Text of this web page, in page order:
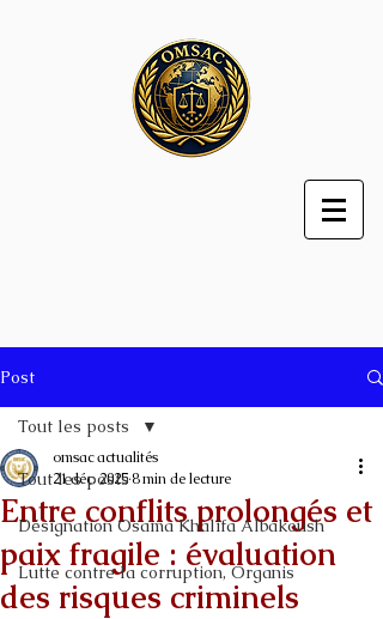
Post
Tout les posts
Désignation Osama Khalifa Albakoush
Lutte contre la corruption, Organis
Tout les posts
Entre conflits prolongés et
paix fragile : évaluation
des risques criminels
omsac actualités
21 déc. 20258 min de lecture